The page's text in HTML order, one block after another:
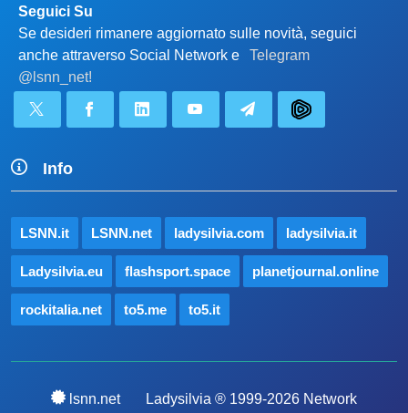
Seguici Su
Se desideri rimanere aggiornato sulle novità, seguici
anche attraverso Social Network e
Telegram
@lsnn_net!
Info
LSNN.it LSNN.net ladysilvia.com ladysilvia.it
Ladysilvia.eu flashsport.space planetjournal.online
rockitalia.net to5.me to5.it
lsnn.net Ladysilvia ® 1999-2026 Network